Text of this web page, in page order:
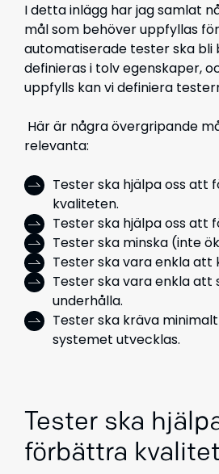
I detta inlägg har jag samlat
mål som behöver uppfyllas
automatiserade tester ska bli
definieras i tolv egenskaper,
uppfylls kan vi definiera
Här är några övergripande
relevanta:
Tester ska hjälpa oss att
kvaliteten.
Tester ska hjälpa oss att
Tester ska minska (inte
Tester ska vara enkla att
Tester ska vara enkla att
underhålla.
Tester ska kräva
systemet utvecklas.
Tester ska
förbättra